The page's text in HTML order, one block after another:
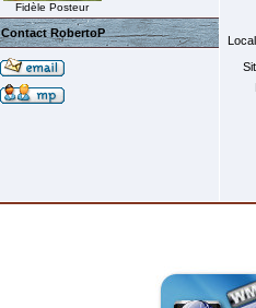
Fidèle Posteur
Contact RobertoP